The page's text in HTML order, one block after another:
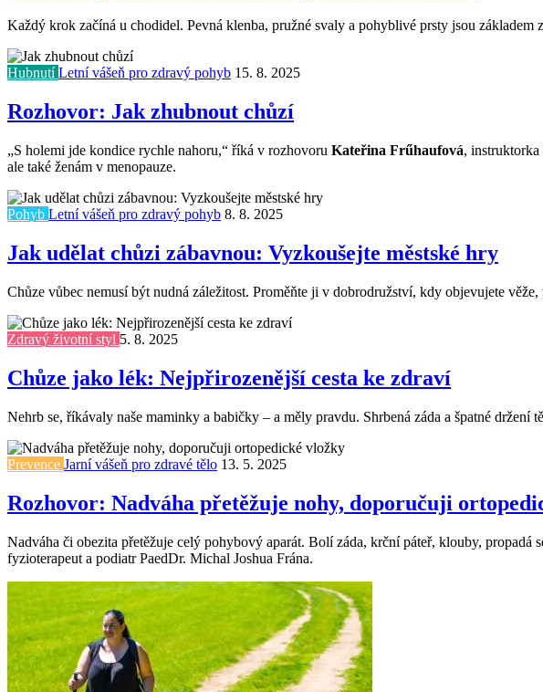
Každý krok začíná u chodidel. Pevná klenba, pružné svaly a pohyblivé prsty jsou
HubnutíLetní vášeň pro zdravý pohyb 15. 8. 2025
Rozhovor: Jak zhubnout chůzí
„S holemi jde kondice rychle nahoru,“ říká v rozhovoru Kateřina Frűhaufová,
ale také ženám v menopauze.
Pohyb Letní vášeň pro zdravý pohyb 8. 8. 2025
Jak udělat chůzi zábavnou: Vyzkoušejte městské hry
Chůze vůbec nemusí být nudná záležitost. Proměňte ji v dobrodružství, kdy objevujete
Zdravý životní styl 5. 8. 2025
Chůze jako lék: Nejpřirozenější cesta ke zdraví
Nehrb se, říkávaly naše maminky a babičky – a měly pravdu. Shrbená záda a špatné
Prevence Jarní vášeň pro zdravé tělo 13. 5. 2025
Rozhovor: Nadváha přetěžuje nohy, doporučuji
Nadváha či obezita přetěžuje celý pohybový aparát. Bolí záda, krční páteř, klouby,
fyzioterapeut a podiatr PaedDr. Michal Joshua Frána.